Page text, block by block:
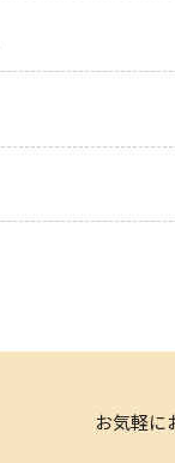
お気軽に